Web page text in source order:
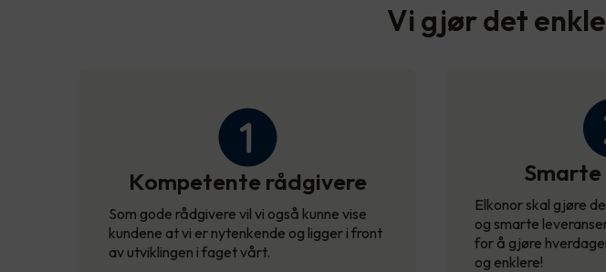
Vi gjør det
Kompetente rådgivere
Som gode rådgivere vil vi også kunne vise
kundene at vi er nytenkende og ligger i front
av utviklingen i faget vårt.
Elkonor skal gjøre
og smarte
for å gjøre
og enklere!